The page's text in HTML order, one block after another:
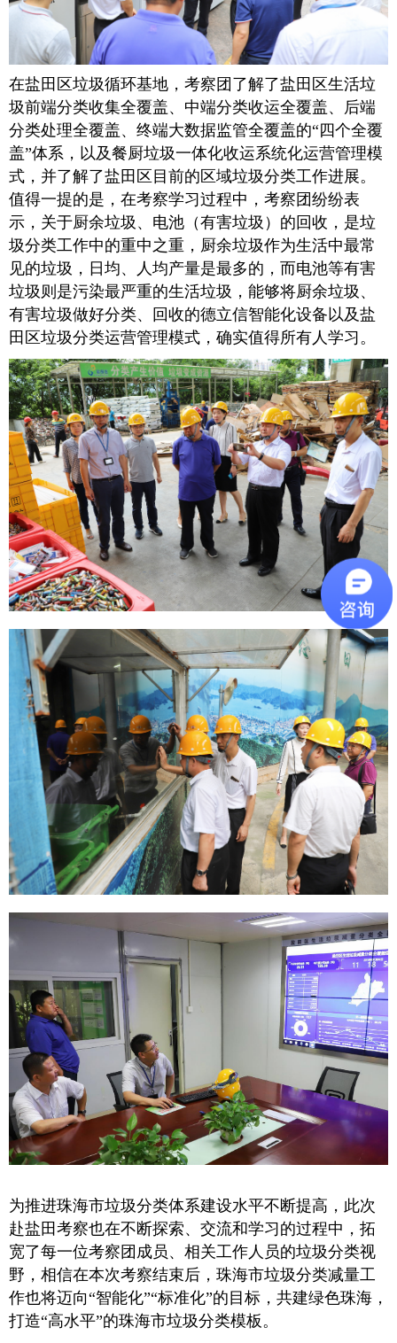
在盐田区垃圾循环基地，考察团了解了盐田区生活垃
圾前端分类收集全覆盖、中端分类收运全覆盖、后端
分类处理全覆盖、终端大数据监管全覆盖的“四个全覆
盖”体系，以及餐厨垃圾一体化收运系统化运营管理模
式，并了解了盐田区目前的区域垃圾分类工作进展。
值得一提的是，在考察学习过程中，考察团纷纷表
示，关于厨余垃圾、电池（有害垃圾）的回收，是垃
圾分类工作中的重中之重，厨余垃圾作为生活中最常
见的垃圾，日均、人均产量是最多的，而电池等有害
垃圾则是污染最严重的生活垃圾，能够将厨余垃圾、
有害垃圾做好分类、回收的德立信智能化设备以及盐
田区垃圾分类运营管理模式，确实值得所有人学习。
为推进珠海市垃圾分类体系建设水平不断提高，此次
赴盐田考察也在不断探索、交流和学习的过程中，拓
宽了每一位考察团成员、相关工作人员的垃圾分类视
野，相信在本次考察结束后，珠海市垃圾分类减量工
作也将迈向“智能化”“标准化”的目标，共建绿色珠海，
打造“高水平”的珠海市垃圾分类模板。